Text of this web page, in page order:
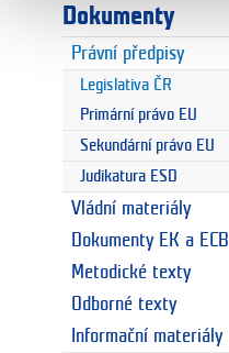
Dokumenty
Právní předpisy
Legislativa ČR
Primární právo EU
Sekundární právo EU
Judikatura ESD
Vládní materiály
Dokumenty EK a ECB
Metodické texty
Odborné texty
Informační materiály